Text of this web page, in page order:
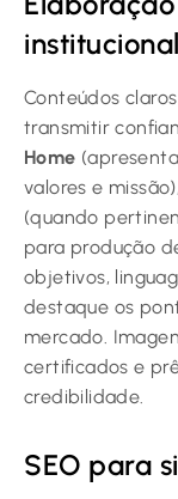
institucional
Conteúdos
transmitir
Home
valores e missão),
(quando
para produção
objetivos,
destaque os
mercado.
certificados e
credibilidade.
SEO para